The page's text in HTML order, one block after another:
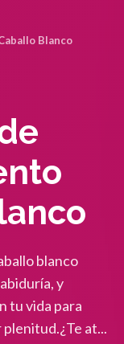
Blanco
blanco
y
tu vida para
at...